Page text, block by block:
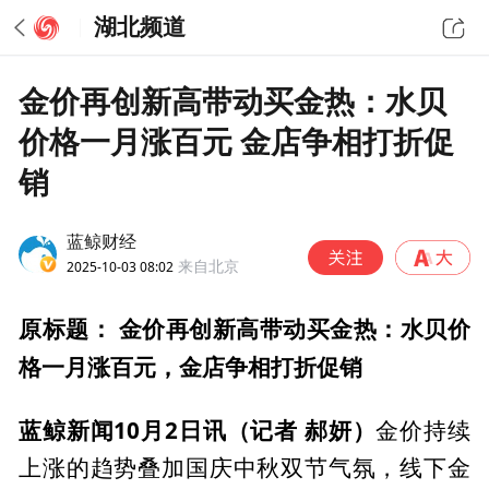
湖北频道
金价再创新高带动买金热：水贝
价格一月涨百元 金店争相打折促
销
蓝鲸财经
2025-10-03 08:02 来自北京
原标题： 金价再创新高带动买金热：水贝价
格一月涨百元，金店争相打折促销
蓝鲸新闻10月2日讯（记者 郝妍）金价持续
上涨的趋势叠加国庆中秋双节气氛，线下金